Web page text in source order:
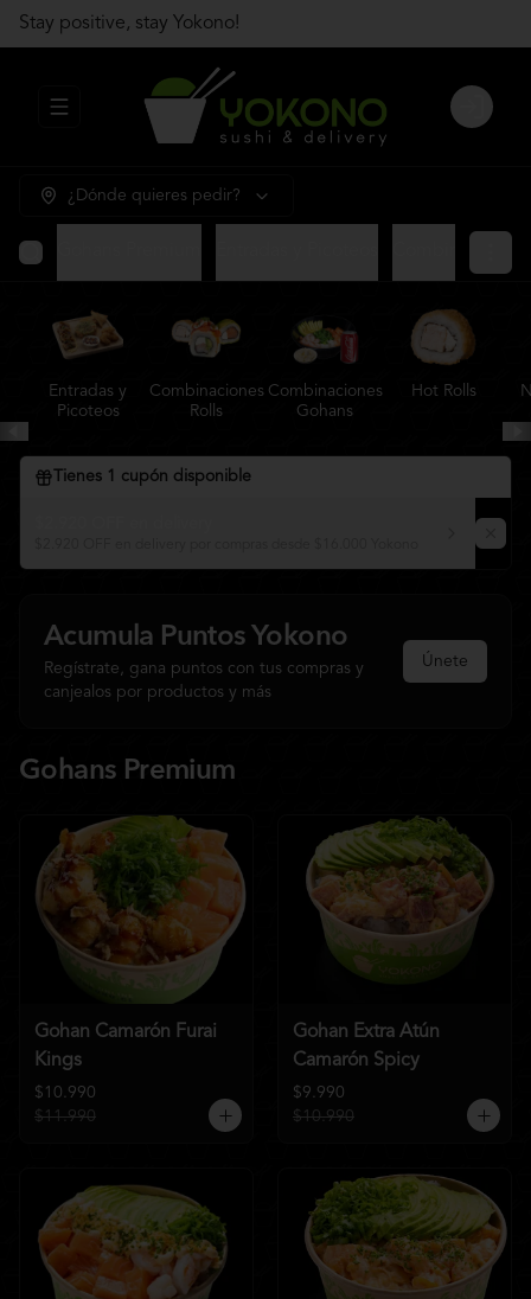
Stay positive, stay Yokono!
Abrir menu de navegación Login
¿Dónde quieres pedir?
Entradas y
Picoteos
Combinaciones
Rolls
Combinaciones
Gohans
Hot Rolls
Tienes 1 cupón disponible
Acumula Puntos Yokono
Regístrate, gana puntos con tus compras y
canjealos por productos y más
Únete
Gohans Premium
Gohan Camarón Furai
Kings
$10.990
$11.990
Gohan Extra Atún
Camarón Spicy
$9.990
$10.990